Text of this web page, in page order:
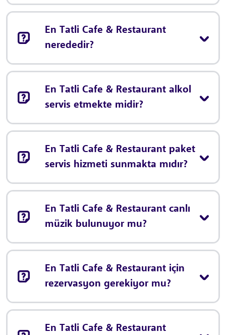
En Tatli Cafe & Restaurant
nerededir?
En Tatli Cafe & Restaurant alkol
servis etmekte midir?
En Tatli Cafe & Restaurant paket
servis hizmeti sunmakta mıdır?
En Tatli Cafe & Restaurant canlı
müzik bulunuyor mu?
En Tatli Cafe & Restaurant için
rezervasyon gerekiyor mu?
En Tatli Cafe & Restaurant